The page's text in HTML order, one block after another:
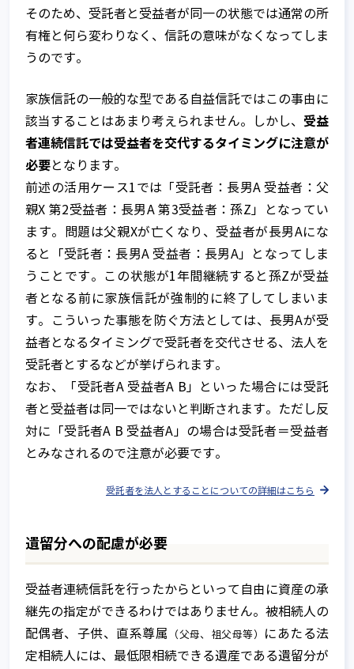
そのため、受託者と受益者が同一の状態では通常の所
有権と何ら変わりなく、信託の意味がなくなってしま
うのです。
家族信託の一般的な型である自益信託ではこの事由に
該当することはあまり考えられません。しかし、 受益
者連続信託では受益者を交代するタイミングに注意が
必要となります。
前述の活用ケース1では「受託者：長男A 受益者：父
親X 第2受益者：長男A 第3受益者：孫Z」となってい
ます。問題は父親Xが亡くなり、受益者が長男Aにな
ると「受託者：長男A 受益者：長男A」となってしま
うことです。この状態が1年間継続すると孫Zが受益
者となる前に家族信託が強制的に終了してしまいま
す。こういった事態を防ぐ方法としては、長男Aが受
益者となるタイミングで受託者を交代させる、法人を
受託者とするなどが挙げられます。
なお、「受託者A 受益者A B」といった場合には受託
者と受益者は同一ではないと判断されます。ただし反
対に「受託者A B 受益者A」の場合は受託者＝受益者
とみなされるので注意が必要です。
受託者を法人とすることについての詳細はこちら
遺留分への配慮が必要
受益者連続信託を行ったからといって自由に資産の承
継先の指定ができるわけではありません。被相続人の
配偶者、子供、直系尊属
（父母、祖父母等）
にあたる法
定相続人には、最低限相続できる遺産である遺留分が